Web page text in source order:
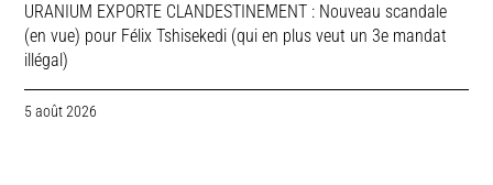
URANIUM EXPORTE CLANDESTINEMENT : Nouveau scandale
(en vue) pour Félix Tshisekedi (qui en plus veut un 3e mandat
illégal)
5 août 2026